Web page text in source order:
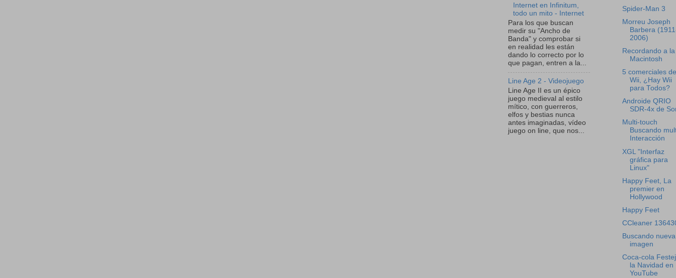
Internet en Infinitum,
todo un mito - Internet
Para los que buscan
medir su "Ancho de
Banda" y comprobar si
en realidad les están
dando lo correcto por lo
que pagan, entren a la...
Line Age 2 - Videojuego
Line Age II es un épico
juego medieval al estilo
mítico, con guerreros,
elfos y bestias nunca
antes imaginadas, vídeo
juego on line, que nos...
Spider-Man 3
Morreu Joseph
Barbera
2006)
Recordando a la
Macintosh
5 comerciales
Wii, ¿Hay Wii
para Todos?
Androide QRIO
SDR-4x de
Multi-touch
Buscando
Interacción
XGL "Interfaz
gráfica para
Linux"
Happy Feet, La
premier en
Hollywood
Happy Feet
CCleaner
Buscando nueva
imagen
Coca-cola
la Navidad en
YouTube